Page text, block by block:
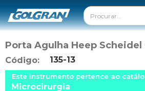
Porta Agulha Heep Scheidel
Código: 135-13
Este instrumento pertence ao
Microcirurgia